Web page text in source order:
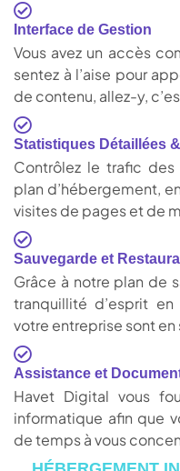
Interface de Gestion
Vous avez un accès
sentez à l’aise pour
de contenu, allez-y,
Statistiques Détaillées
Contrôlez le trafic
plan d’hébergement,
visites de pages et de
Sauvegarde et
Grâce à notre plan de
tranquillité d’esprit
votre entreprise sont en
Assistance et
Havet Digital vous
informatique afin que
de temps à vous